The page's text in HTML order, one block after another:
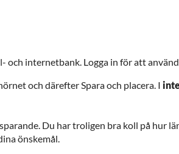
och internetbank. Logga in för att
och därefter Spara och placera. I
Du har troligen bra koll på hur
önskemål.